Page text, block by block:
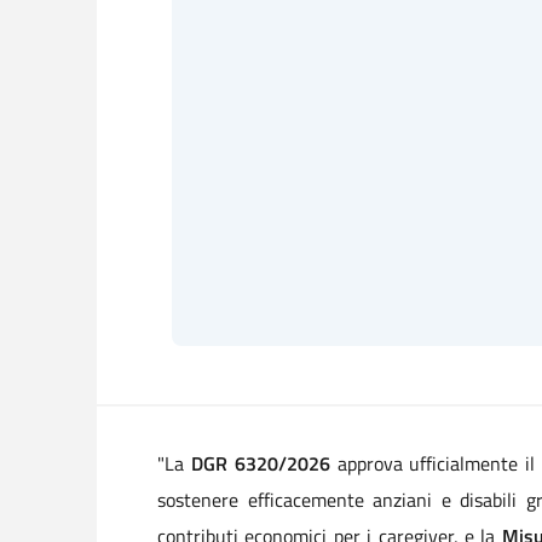
"La DGR 6320/2026approva ufficialmente
sostenere efficacemente anziani e disabili
contributi economici per i caregiver, e la